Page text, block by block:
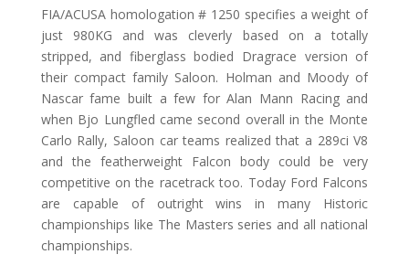
FIA/ACUSA homologation # 1250 specifies a weight of
just 980KG and was cleverly based on a totally
stripped, and fiberglass bodied Dragrace version of
their compact family Saloon. Holman and Moody of
Nascar fame built a few for Alan Mann Racing and
when Bjo Lungfled came second overall in the Monte
Carlo Rally, Saloon car teams realized that a 289ci V8
and the featherweight Falcon body could be very
competitive on the racetrack too. Today Ford Falcons
are capable of outright wins in many Historic
championships like The Masters series and all national
championships.